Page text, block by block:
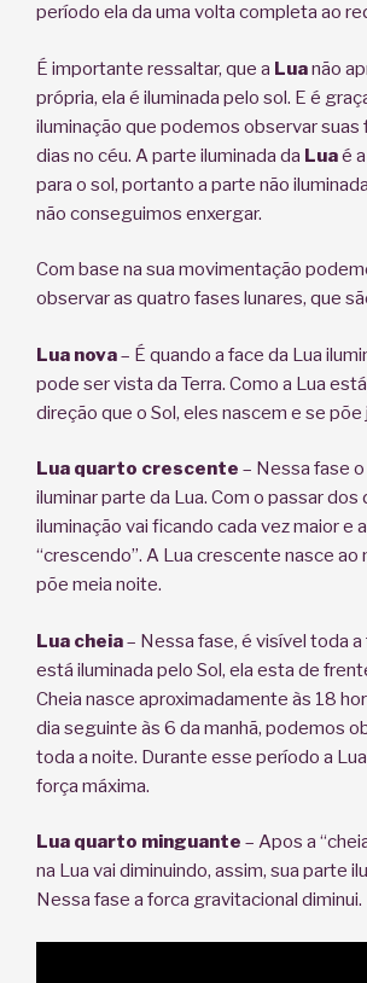
período ela da uma volta completa ao
É importante ressaltar, que a Luanão
própria, ela é iluminada pelo sol. E é
iluminação que podemos observar
dias no céu. A parte iluminada da Luaé
para o sol, portanto a parte não
não conseguimos enxergar.
Com base na sua movimentação
observar as quatro fases lunares, que
Lua nova– É quando a face da Lua
pode ser vista da Terra. Como a Lua
direção que o Sol, eles nascem e se põe
Lua quarto crescente – Nessa fase
iluminar parte da Lua. Com o passar dos
iluminação vai ficando cada vez maior e
“crescendo”. A Lua crescente nasce ao
põe meia noite.
Lua cheia– Nessa fase, é visível toda a
está iluminada pelo Sol, ela esta de
Cheia nasce aproximadamente às 18
dia seguinte às 6 da manhã, podemos
toda a noite. Durante esse período a
força máxima.
Lua quarto minguante – Apos a
na Lua vai diminuindo, assim, sua parte
Nessa fase a forca gravitacional diminui.